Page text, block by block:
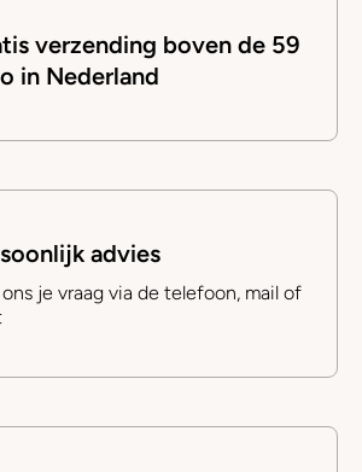
verzending boven de 59
in Nederland
advies
je vraag via de telefoon, mail of